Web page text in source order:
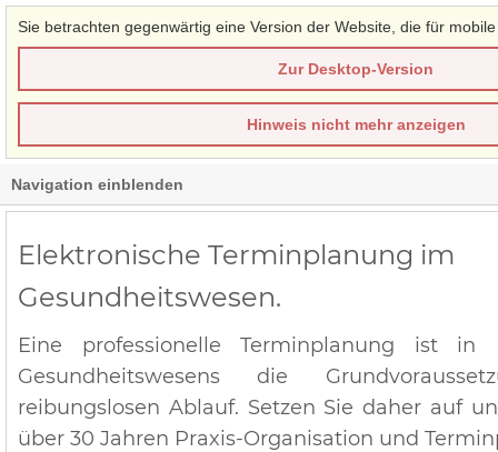
Sie betrachten gegenwärtig eine Version der Website, die für
Zur Desktop-Version
Hinweis nicht mehr anzeigen
Navigation einblenden
Elektronische Terminplanung im
Gesundheitswesen.
Eine professionelle Terminplanung ist in
Gesundheitswesens die
reibungslosen Ablauf. Setzen Sie daher auf
über 30 Jahren Praxis-Organisation und